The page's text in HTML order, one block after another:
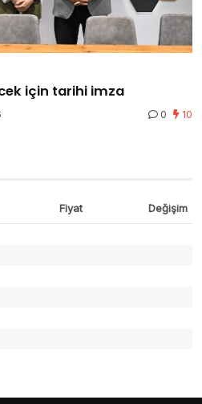
için tarihi imza
0 10
Fiyat Değişim